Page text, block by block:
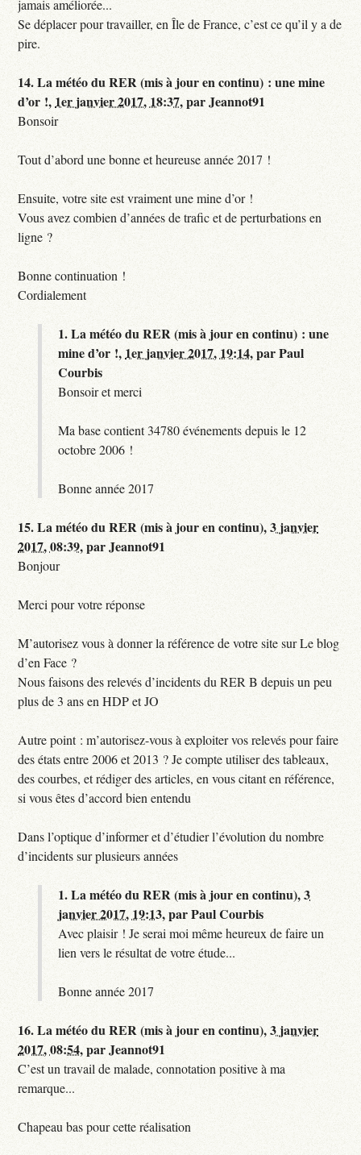
jamais améliorée...
Se déplacer pour travailler, en Île de France, c’est ce qu’il y a de
pire.
14.La météo du RER (mis à jour en continu) : une mine
d’or !, 1er janvier 2017, 18:37,parJeannot91
Bonsoir
Tout d’abord une bonne et heureuse année 2017 !
Ensuite, votre site est vraiment une mine d’or !
Vous avez combien d’années de trafic et de perturbations en
ligne ?
Bonne continuation !
Cordialement
1.La météo du RER (mis à jour en continu) : une
mine d’or !, 1er janvier 2017, 19:14,parPaul
Courbis
Bonsoir et merci
Ma base contient 34780 événements depuis le 12
octobre 2006 !
Bonne année 2017
15.La météo du RER (mis à jour en continu),3 janvier
2017, 08:39,parJeannot91
Bonjour
Merci pour votre réponse
M’autorisez vous à donner la référence de votre site sur Le blog
d’en Face ?
Nous faisons des relevés d’incidents du RER B depuis un peu
plus de 3 ans en HDP et JO
Autre point : m’autorisez-vous à exploiter vos relevés pour faire
des états entre 2006 et 2013 ? Je compte utiliser des tableaux,
des courbes, et rédiger des articles, en vous citant en référence,
si vous êtes d’accord bien entendu
Dans l’optique d’informer et d’étudier l’évolution du nombre
d’incidents sur plusieurs années
1.La météo du RER (mis à jour en continu),3
janvier 2017, 19:13,parPaul Courbis
Avec plaisir ! Je serai moi même heureux de faire un
lien vers le résultat de votre étude...
Bonne année 2017
16.La météo du RER (mis à jour en continu),3 janvier
2017, 08:54,parJeannot91
C’est un travail de malade, connotation positive à ma
remarque...
Chapeau bas pour cette réalisation